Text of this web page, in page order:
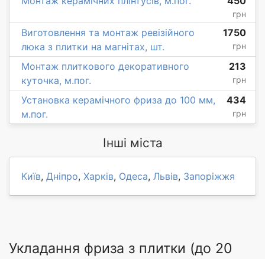
грн
Виготовлення та монтаж ревізійного
люка з плитки на магнітах, шт.
1750
грн
Монтаж плиткового декоративного
куточка, м.пог.
213
грн
Установка керамічного фриза до 100 мм,
м.пог.
434
грн
Інші міста
Київ, Дніпро, Харків, Одеса, Львів, Запоріжжя
Укладання фриза з плитки (до 20